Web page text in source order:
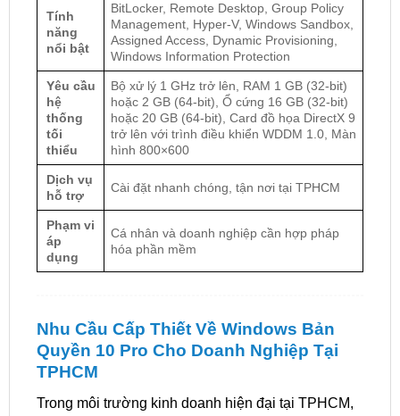
Tính
năng
nổi bật
BitLocker, Remote Desktop, Group Policy
Management, Hyper-V, Windows Sandbox,
Assigned Access, Dynamic Provisioning,
Windows Information Protection
Yêu cầu
hệ
thống
tối
thiểu
Bộ xử lý 1 GHz trở lên, RAM 1 GB (32-bit)
hoặc 2 GB (64-bit), Ổ cứng 16 GB (32-bit)
hoặc 20 GB (64-bit), Card đồ họa DirectX 9
trở lên với trình điều khiển WDDM 1.0, Màn
hình 800×600
Dịch vụ
hỗ trợ
Cài đặt nhanh chóng, tận nơi tại TPHCM
Phạm vi
áp
dụng
Cá nhân và doanh nghiệp cần hợp pháp
hóa phần mềm
Nhu Cầu Cấp Thiết Về Windows Bản
Quyền 10 Pro Cho Doanh Nghiệp Tại
TPHCM
Trong môi trường kinh doanh hiện đại tại TPHCM,